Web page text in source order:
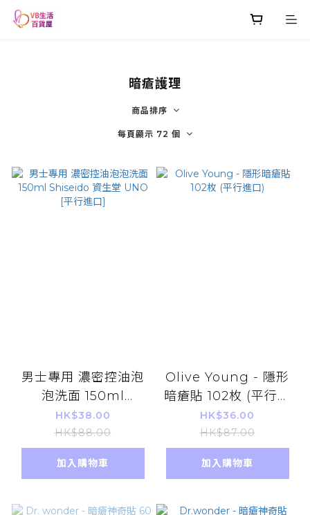
暗瘡護理
商品排序
每頁顯示 72 個
男士專用 濃密控油泡
泡洗面 150ml
Shiseido 資生堂
UNO [平行進口]
HK$38.00
HK$88.00
加入購物車
Olive Young - 隱形
暗瘡貼 102枚 (平行進
口)
HK$36.00
HK$87.00
加入購物車